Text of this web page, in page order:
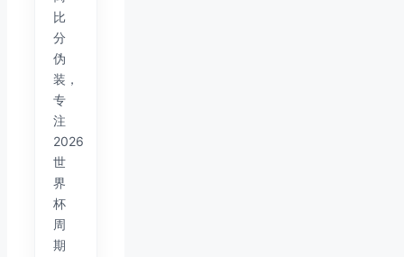
比
分
伪
装，
专
注
2026
世
界
杯
周
期